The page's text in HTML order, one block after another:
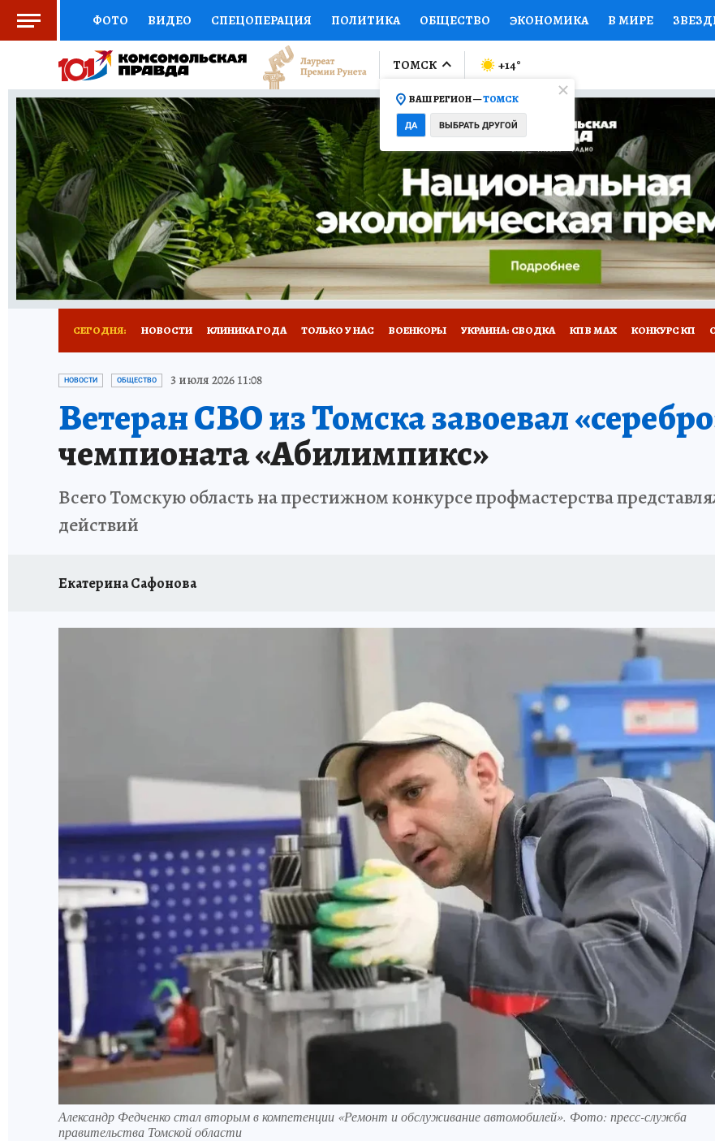
ФОТО ВИДЕО СПЕЦОПЕРАЦИЯ ПОЛИТИКА ОБЩЕСТВО ЭКОНОМИКА В МИРЕ
СОЦПОДДЕРЖКА НАУКА СПОРТ КОЛУМНИСТЫ ПРОИСШЕСТВИЯ НАЦИОНАЛЬНЫЕ
ВЫБОР ЭКСПЕРТОВ ДОКТОР ФИНАНСЫ ОТКРЫВАЕМ МИР Я ЗНАЮ СЕМЬЯ ЖЕНСКИЕ
КНИЖНАЯ ПОЛКА ПРОГНОЗЫ НА СПОРТ ПРОМОКОДЫ СЕРИАЛЫ СПЕЦПРОЕКТЫ
ПРЕСС-ЦЕНТР НЕДВИЖИМОСТЬ ТЕЛЕВИЗОР КОЛЛЕКЦИИ КОНКУРСЫ РАБОТА У НАС
РАДИО КП РЕКЛАМА ТЕСТЫ НОВОЕ НА САЙТЕ
ТОМСК
ВАШ РЕГИОН —ТОМСК
ДА ВЫБРАТЬ ДРУГОЙ
+14°
СЕГОДНЯ: НОВОСТИ КЛИНИКА ГОДА ТОЛЬКО У НАС ВОЕНКОРЫ УКРАИНА: СВОДКА КП В МАХ КОНКУРС КП
ПРОИСШЕСТВИЯ АФИША
НОВОСТИ ОБЩЕСТВО 3 июля 2026 11:08
Ветеран СВО из Томска завоевал
чемпионата «Абилимпикс»
Всего Томскую область на престижном конкурсе профмастерства
действий
Екатерина Сафонова
Александр Федченко стал вторым в компетенции «Ремонт и обслуживание автомобилей». Фото: пресс-служба
правительства Томской области